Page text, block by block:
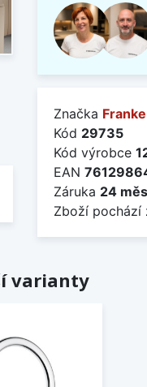
Značka Franke
Kód 29735
Kód výrobce
EAN
Záruka 24
Zboží pochází
varianty